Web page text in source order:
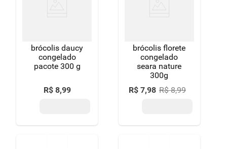
brócolis daucy
congelado
pacote 300 g
R$ 8,99
brócolis florete
congelado
seara nature
300g
R$ 7,98 R$ 8,99